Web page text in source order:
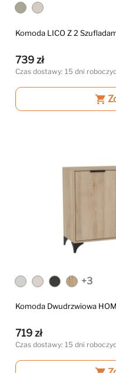
Komoda LICO Z 2
739 zł
Czas dostawy: 15 dni
shopping_cart
+3
Komoda Dwudrzwiowa
719 zł
Czas dostawy: 15 dni